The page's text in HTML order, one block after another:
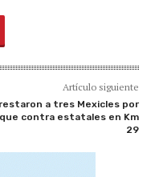
Artículo siguiente
a tres Mexicles por
contra estatales en Km
29